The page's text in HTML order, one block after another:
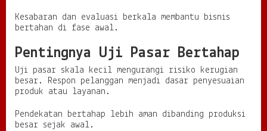
Kesabaran dan evaluasi berkala membantu bisnis
bertahan di fase awal.
Pentingnya Uji Pasar Bertahap
Uji pasar skala kecil mengurangi risiko kerugian
besar. Respon pelanggan menjadi dasar penyesuaian
produk atau layanan.
Pendekatan bertahap lebih aman dibanding produksi
besar sejak awal.